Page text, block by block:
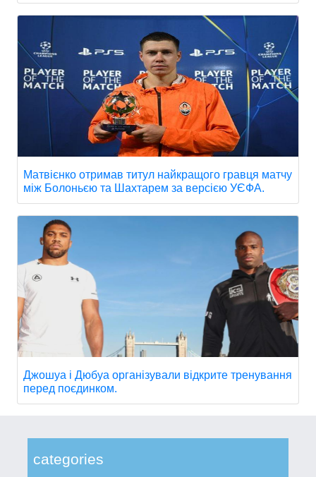
categories
Матвієнко отримав титул найкращого гравця матчу
між Болоньєю та Шахтарем за версією УЄФА.
Джошуа і Дюбуа організували відкрите тренування
перед поєдинком.